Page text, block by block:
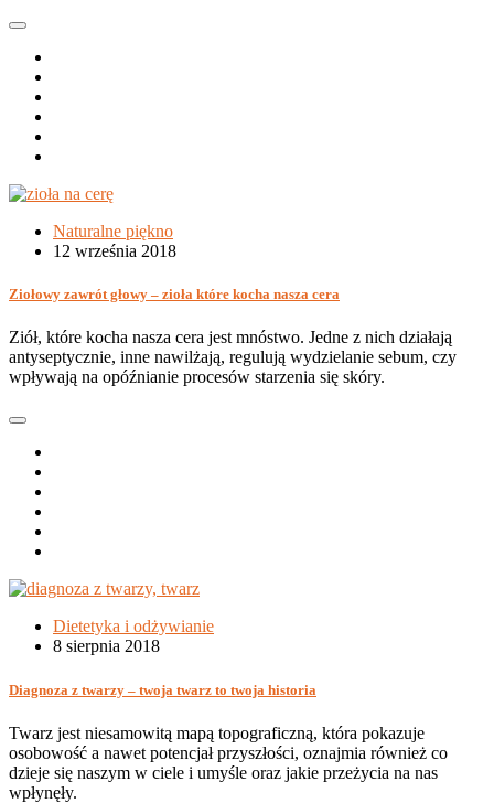
Naturalne piękno
12 września 2018
Ziołowy zawrót głowy – zioła które kocha nasza cera
Ziół, które kocha nasza cera jest mnóstwo. Jedne z nich działają
antyseptycznie, inne nawilżają, regulują wydzielanie sebum, czy
wpływają na opóźnianie procesów starzenia się skóry.
Dietetyka i odżywianie
8 sierpnia 2018
Diagnoza z twarzy – twoja twarz to twoja historia
Twarz jest niesamowitą mapą topograficzną, która pokazuje
osobowość a nawet potencjał przyszłości, oznajmia również co
dzieje się naszym w ciele i umyśle oraz jakie przeżycia na nas
wpłynęły.